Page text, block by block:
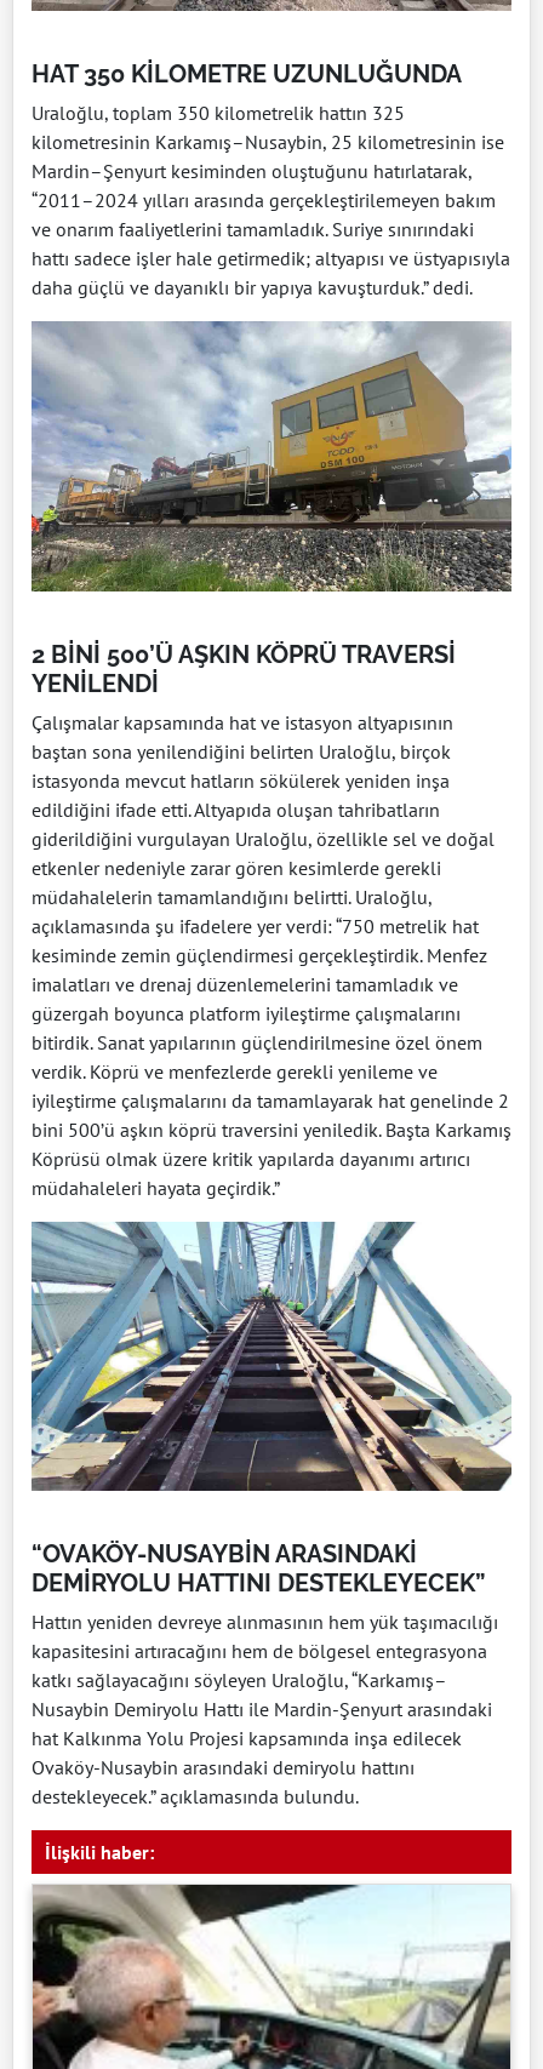
HAT 350 KİLOMETRE UZUNLUĞUNDA
Uraloğlu, toplam 350 kilometrelik hattın 325
kilometresinin Karkamış–Nusaybin, 25 kilometresinin ise
Mardin–Şenyurt kesiminden oluştuğunu hatırlatarak,
“2011–2024 yılları arasında gerçekleştirilemeyen bakım
ve onarım faaliyetlerini tamamladık. Suriye sınırındaki
hattı sadece işler hale getirmedik; altyapısı ve üstyapısıyla
daha güçlü ve dayanıklı bir yapıya kavuşturduk.” dedi.
2 BİNİ 500’Ü AŞKIN KÖPRÜ TRAVERSİ
YENİLENDİ
Çalışmalar kapsamında hat ve istasyon altyapısının
baştan sona yenilendiğini belirten Uraloğlu, birçok
istasyonda mevcut hatların sökülerek yeniden inşa
edildiğini ifade etti. Altyapıda oluşan tahribatların
giderildiğini vurgulayan Uraloğlu, özellikle sel ve doğal
etkenler nedeniyle zarar gören kesimlerde gerekli
müdahalelerin tamamlandığını belirtti. Uraloğlu,
açıklamasında şu ifadelere yer verdi: “750 metrelik hat
kesiminde zemin güçlendirmesi gerçekleştirdik. Menfez
imalatları ve drenaj düzenlemelerini tamamladık ve
güzergah boyunca platform iyileştirme çalışmalarını
bitirdik. Sanat yapılarının güçlendirilmesine özel önem
verdik. Köprü ve menfezlerde gerekli yenileme ve
iyileştirme çalışmalarını da tamamlayarak hat genelinde 2
bini 500’ü aşkın köprü traversini yeniledik. Başta Karkamış
Köprüsü olmak üzere kritik yapılarda dayanımı artırıcı
müdahaleleri hayata geçirdik.”
“OVAKÖY-NUSAYBİN ARASINDAKİ
DEMİRYOLU HATTINI DESTEKLEYECEK”
Hattın yeniden devreye alınmasının hem yük taşımacılığı
kapasitesini artıracağını hem de bölgesel entegrasyona
katkı sağlayacağını söyleyen Uraloğlu, “Karkamış–
Nusaybin Demiryolu Hattı ile Mardin-Şenyurt arasındaki
hat Kalkınma Yolu Projesi kapsamında inşa edilecek
Ovaköy-Nusaybin arasındaki demiryolu hattını
destekleyecek.” açıklamasında bulundu.
İlişkili haber: